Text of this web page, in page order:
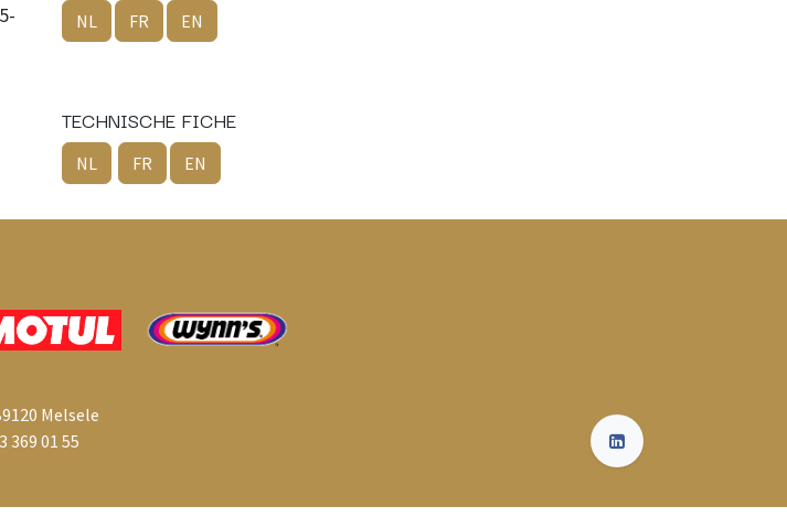
NL FR EN
TECHNISCHE FICHE
NL FR EN
Melsele
369 01 55